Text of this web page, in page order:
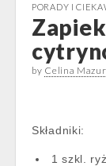
PORADY I
by Celina Mazur
Składniki:
1 szkl.